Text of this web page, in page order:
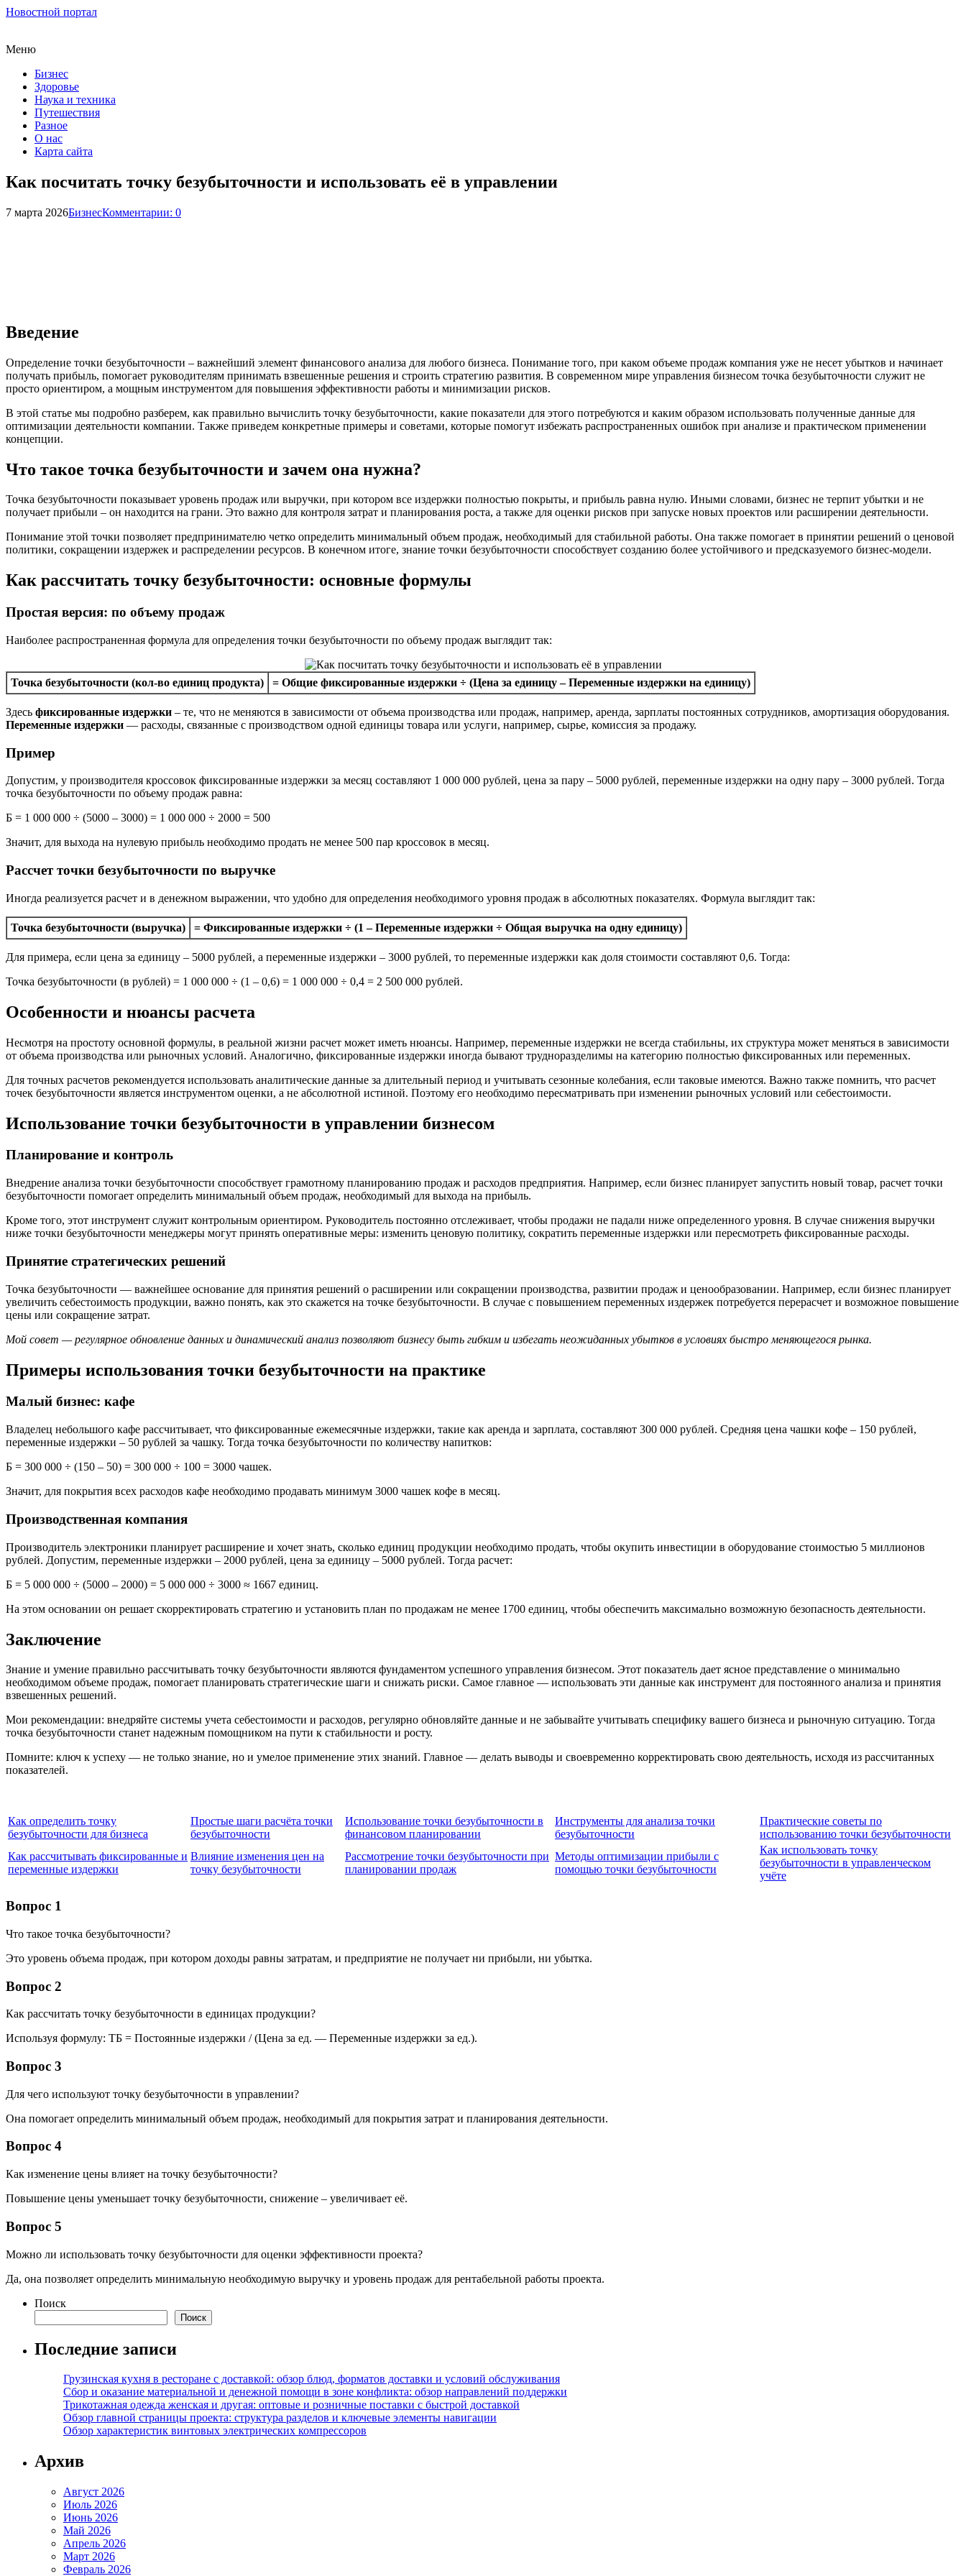
Новостной портал
Меню
Бизнес
Здоровье
Наука и техника
Путешествия
Разное
О нас
Карта сайта
Как посчитать точку безубыточности и использовать её в управлении
7 марта 2026БизнесКомментарии: 0
Введение
Определение точки безубыточности – важнейший элемент финансового анализа для любого бизнеса. Понимание того, при каком объеме продаж компания уже не несет убытков и начинает
получать прибыль, помогает руководителям принимать взвешенные решения и строить стратегию развития. В современном мире управления бизнесом точка безубыточности служит не
просто ориентиром, а мощным инструментом для повышения эффективности работы и минимизации рисков.
В этой статье мы подробно разберем, как правильно вычислить точку безубыточности, какие показатели для этого потребуются и каким образом использовать полученные данные для
оптимизации деятельности компании. Также приведем конкретные примеры и советами, которые помогут избежать распространенных ошибок при анализе и практическом применении
концепции.
Что такое точка безубыточности и зачем она нужна?
Точка безубыточности показывает уровень продаж или выручки, при котором все издержки полностью покрыты, и прибыль равна нулю. Иными словами, бизнес не терпит убытки и не
получает прибыли – он находится на грани. Это важно для контроля затрат и планирования роста, а также для оценки рисков при запуске новых проектов или расширении деятельности.
Понимание этой точки позволяет предпринимателю четко определить минимальный объем продаж, необходимый для стабильной работы. Она также помогает в принятии решений о ценовой
политики, сокращении издержек и распределении ресурсов. В конечном итоге, знание точки безубыточности способствует созданию более устойчивого и предсказуемого бизнес-модели.
Как рассчитать точку безубыточности: основные формулы
Простая версия: по объему продаж
Наиболее распространенная формула для определения точки безубыточности по объему продаж выглядит так:
Точка безубыточности (кол-во единиц продукта) = Общие фиксированные издержки ÷ (Цена за единицу – Переменные издержки на единицу)
Здесь фиксированные издержки – те, что не меняются в зависимости от объема производства или продаж, например, аренда, зарплаты постоянных сотрудников, амортизация оборудования.
Переменные издержки — расходы, связанные с производством одной единицы товара или услуги, например, сырье, комиссия за продажу.
Пример
Допустим, у производителя кроссовок фиксированные издержки за месяц составляют 1 000 000 рублей, цена за пару – 5000 рублей, переменные издержки на одну пару – 3000 рублей. Тогда
точка безубыточности по объему продаж равна:
Б = 1 000 000 ÷ (5000 – 3000) = 1 000 000 ÷ 2000 = 500
Значит, для выхода на нулевую прибыль необходимо продать не менее 500 пар кроссовок в месяц.
Рассчет точки безубыточности по выручке
Иногда реализуется расчет и в денежном выражении, что удобно для определения необходимого уровня продаж в абсолютных показателях. Формула выглядит так:
Точка безубыточности (выручка) = Фиксированные издержки ÷ (1 – Переменные издержки ÷ Общая выручка на одну единицу)
Для примера, если цена за единицу – 5000 рублей, а переменные издержки – 3000 рублей, то переменные издержки как доля стоимости составляют 0,6. Тогда:
Точка безубыточности (в рублей) = 1 000 000 ÷ (1 – 0,6) = 1 000 000 ÷ 0,4 = 2 500 000 рублей.
Особенности и нюансы расчета
Несмотря на простоту основной формулы, в реальной жизни расчет может иметь нюансы. Например, переменные издержки не всегда стабильны, их структура может меняться в зависимости
от объема производства или рыночных условий. Аналогично, фиксированные издержки иногда бывают трудноразделимы на категорию полностью фиксированных или переменных.
Для точных расчетов рекомендуется использовать аналитические данные за длительный период и учитывать сезонные колебания, если таковые имеются. Важно также помнить, что расчет
точек безубыточности является инструментом оценки, а не абсолютной истиной. Поэтому его необходимо пересматривать при изменении рыночных условий или себестоимости.
Использование точки безубыточности в управлении бизнесом
Планирование и контроль
Внедрение анализа точки безубыточности способствует грамотному планированию продаж и расходов предприятия. Например, если бизнес планирует запустить новый товар, расчет точки
безубыточности помогает определить минимальный объем продаж, необходимый для выхода на прибыль.
Кроме того, этот инструмент служит контрольным ориентиром. Руководитель постоянно отслеживает, чтобы продажи не падали ниже определенного уровня. В случае снижения выручки
ниже точки безубыточности менеджеры могут принять оперативные меры: изменить ценовую политику, сократить переменные издержки или пересмотреть фиксированные расходы.
Принятие стратегических решений
Точка безубыточности — важнейшее основание для принятия решений о расширении или сокращении производства, развитии продаж и ценообразовании. Например, если бизнес планирует
увеличить себестоимость продукции, важно понять, как это скажется на точке безубыточности. В случае с повышением переменных издержек потребуется перерасчет и возможное повышение
цены или сокращение затрат.
Мой совет — регулярное обновление данных и динамический анализ позволяют бизнесу быть гибким и избегать неожиданных убытков в условиях быстро меняющегося рынка.
Примеры использования точки безубыточности на практике
Малый бизнес: кафе
Владелец небольшого кафе рассчитывает, что фиксированные ежемесячные издержки, такие как аренда и зарплата, составляют 300 000 рублей. Средняя цена чашки кофе – 150 рублей,
переменные издержки – 50 рублей за чашку. Тогда точка безубыточности по количеству напитков:
Б = 300 000 ÷ (150 – 50) = 300 000 ÷ 100 = 3000 чашек.
Значит, для покрытия всех расходов кафе необходимо продавать минимум 3000 чашек кофе в месяц.
Производственная компания
Производитель электроники планирует расширение и хочет знать, сколько единиц продукции необходимо продать, чтобы окупить инвестиции в оборудование стоимостью 5 миллионов
рублей. Допустим, переменные издержки – 2000 рублей, цена за единицу – 5000 рублей. Тогда расчет:
Б = 5 000 000 ÷ (5000 – 2000) = 5 000 000 ÷ 3000 ≈ 1667 единиц.
На этом основании он решает скорректировать стратегию и установить план по продажам не менее 1700 единиц, чтобы обеспечить максимально возможную безопасность деятельности.
Заключение
Знание и умение правильно рассчитывать точку безубыточности являются фундаментом успешного управления бизнесом. Этот показатель дает ясное представление о минимально
необходимом объеме продаж, помогает планировать стратегические шаги и снижать риски. Самое главное — использовать эти данные как инструмент для постоянного анализа и принятия
взвешенных решений.
Мои рекомендации: внедряйте системы учета себестоимости и расходов, регулярно обновляйте данные и не забывайте учитывать специфику вашего бизнеса и рыночную ситуацию. Тогда
точка безубыточности станет надежным помощником на пути к стабильности и росту.
Помните: ключ к успеху — не только знание, но и умелое применение этих знаний. Главное — делать выводы и своевременно корректировать свою деятельность, исходя из рассчитанных
показателей.
Как определить точку
безубыточности для бизнеса
Простые шаги расчёта точки
безубыточности
Использование точки безубыточности в
финансовом планировании
Инструменты для анализа точки
безубыточности
Практические советы по
использованию точки безубыточности
Как рассчитывать фиксированные и
переменные издержки
Влияние изменения цен на
точку безубыточности
Рассмотрение точки безубыточности при
планировании продаж
Методы оптимизации прибыли с
помощью точки безубыточности
Как использовать точку
безубыточности в управленческом
учёте
Вопрос 1
Что такое точка безубыточности?
Это уровень объема продаж, при котором доходы равны затратам, и предприятие не получает ни прибыли, ни убытка.
Вопрос 2
Как рассчитать точку безубыточности в единицах продукции?
Используя формулу: ТБ = Постоянные издержки / (Цена за ед. — Переменные издержки за ед.).
Вопрос 3
Для чего используют точку безубыточности в управлении?
Она помогает определить минимальный объем продаж, необходимый для покрытия затрат и планирования деятельности.
Вопрос 4
Как изменение цены влияет на точку безубыточности?
Повышение цены уменьшает точку безубыточности, снижение – увеличивает её.
Вопрос 5
Можно ли использовать точку безубыточности для оценки эффективности проекта?
Да, она позволяет определить минимальную необходимую выручку и уровень продаж для рентабельной работы проекта.
Поиск
Поиск
Последние записи
Грузинская кухня в ресторане с доставкой: обзор блюд, форматов доставки и условий обслуживания
Сбор и оказание материальной и денежной помощи в зоне конфликта: обзор направлений поддержки
Трикотажная одежда женская и другая: оптовые и розничные поставки с быстрой доставкой
Обзор главной страницы проекта: структура разделов и ключевые элементы навигации
Обзор характеристик винтовых электрических компрессоров
Архив
Август 2026
Июль 2026
Июнь 2026
Май 2026
Апрель 2026
Март 2026
Февраль 2026